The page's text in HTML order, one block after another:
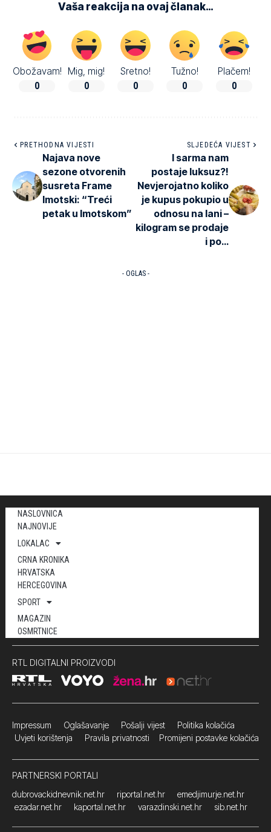
Vaša reakcija na ovaj članak…
Obožavam!
0
Mig, mig!
0
Sretno!
0
Tužno!
0
Plačem!
0
PRETHODNA VIJESTI
Najava nove
sezone otvorenih
susreta Frame
Imotski: “Treći
petak u Imotskom”
SLJEDEĆA VIJEST
I sarma nam
postaje luksuz?!
Nevjerojatno koliko
je kupus pokupio u
odnosu na lani –
kilogram se prodaje
i po…
- OGLAS -
NASLOVNICA
NAJNOVIJE
LOKALAC
CRNA KRONIKA
HRVATSKA
HERCEGOVINA
SPORT
MAGAZIN
OSMRTNICE
RTL DIGITALNI PROIZVODI
Impressum Oglašavanje Pošalji vijest Politika kolačića
Uvjeti korištenja Pravila privatnosti Promijeni postavke kolačića
PARTNERSKI PORTALI
dubrovackidnevnik.net.hr
riportal.net.hr
emedjimurje.net.hr
ezadar.net.hr
kaportal.net.hr varazdinski.net.hr sib.net.hr